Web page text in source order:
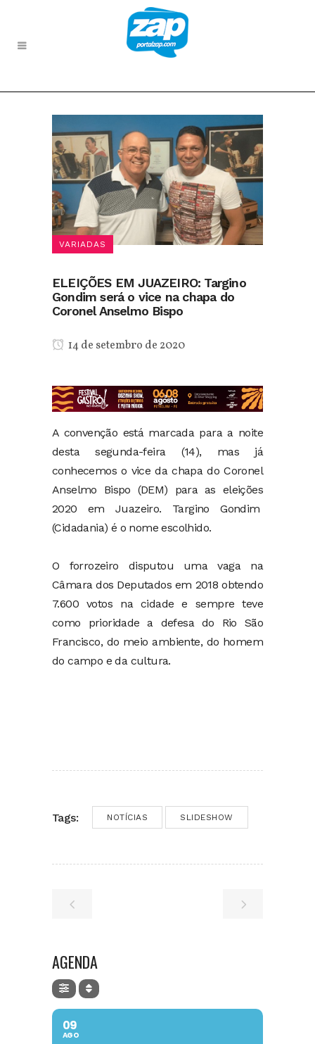
VARIADAS
ELEIÇÕES EM JUAZEIRO: Targino
Gondim será o vice na chapa do
Coronel Anselmo Bispo
14 de setembro de 2020
A convenção está marcada para a noite
desta segunda-feira (14), mas já
conhecemos o vice da chapa do Coronel
Anselmo Bispo (DEM) para as eleições
2020 em Juazeiro. Targino Gondim
(Cidadania) é o nome escolhido.
O forrozeiro disputou uma vaga na
Câmara dos Deputados em 2018 obtendo
7.600 votos na cidade e sempre teve
como prioridade a defesa do Rio São
Francisco, do meio ambiente, do homem
do campo e da cultura.
Tags: NOTÍCIAS SLIDESHOW
AGENDA
09
AGO